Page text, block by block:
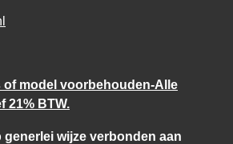
model voorbehouden-Alle
21% BTW.
wijze verbonden aan